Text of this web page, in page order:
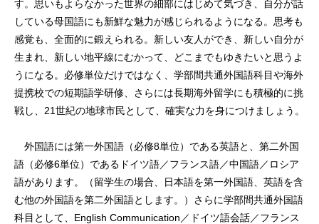
す。思いもよらなかった世界の細部にはじめて気づき、自分が話
している母国語にも新鮮な魅力が感じられるようになる。思考も
感覚も、全面的に鍛えられる。新しい友人ができ、新しい自分が
生まれ、新しい地平線にむかって、どこまでもゆきたいと思うよ
うになる。必修単位だけではなく、学部間共通外国語科目や海外
提携校での短期語学研修、さらには長期海外留学にも積極的に挑
戦し、21世紀の地球市民として、確実な力を身につけましょう。
外国語には第一外国語（必修8単位）である英語と、第二外国
語（必修6単位）であるドイツ語／フランス語／中国語／ロシア
語があります。（留学生の場合、日本語を第一外国語、英語を含
む他の外国語を第二外国語とします。）さらに学部間共通外国語
科目として、English Communication／ドイツ語会話／フランス